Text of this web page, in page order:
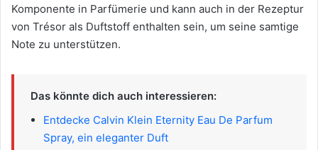
Komponente in Parfümerie und kann auch in der Rezeptur
von Trésor als Duftstoff enthalten sein, um seine samtige
Note zu unterstützen.
Das könnte dich auch interessieren:
Entdecke Calvin Klein Eternity Eau De Parfum
Spray, ein eleganter Duft